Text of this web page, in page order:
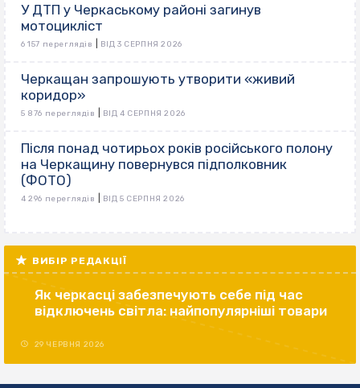
У ДТП у Черкаському районі загинув
мотоцикліст
6 157 переглядів ВІД 3 СЕРПНЯ 2026
Черкащан запрошують утворити «живий
коридор»
5 876 переглядів ВІД 4 СЕРПНЯ 2026
Після понад чотирьох років російського полону
на Черкащину повернувся підполковник
(ФОТО)
4 296 переглядів ВІД 5 СЕРПНЯ 2026
ВИБІР РЕДАКЦІЇ
Як черкасці забезпечують себе під час
відключень світла: найпопулярніші товари
29 ЧЕРВНЯ 2026